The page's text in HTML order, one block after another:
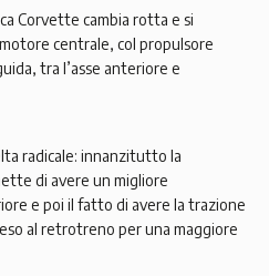
Corvette cambia rotta e si
centrale, col propulsore
tra l’asse anteriore e
radicale: innanzitutto la
di avere un migliore
e poi il fatto di avere la trazione
al retrotreno per una maggiore